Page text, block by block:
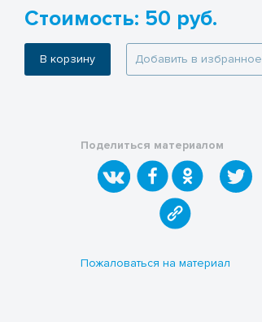
Стоимость: 50 руб.
В корзину Добавить в избранное
Поделиться материалом
Пожаловаться на материал